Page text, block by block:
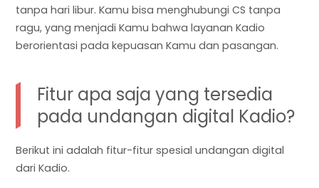
tanpa hari libur. Kamu bisa menghubungi CS tanpa
ragu, yang menjadi Kamu bahwa layanan Kadio
berorientasi pada kepuasan Kamu dan pasangan.
Fitur apa saja yang tersedia
pada undangan digital Kadio?
Berikut ini adalah fitur-fitur spesial undangan digital
dari Kadio.